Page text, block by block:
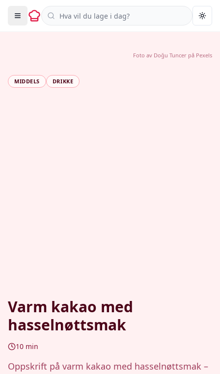
Søk i oppskrifter
MIDDELS DRIKKE
Varm kakao med
hasselnøttsmak
10 min
Oppskrift på varm kakao med hasselnøttsmak –
Foto av Doğu Tuncer på Pexels